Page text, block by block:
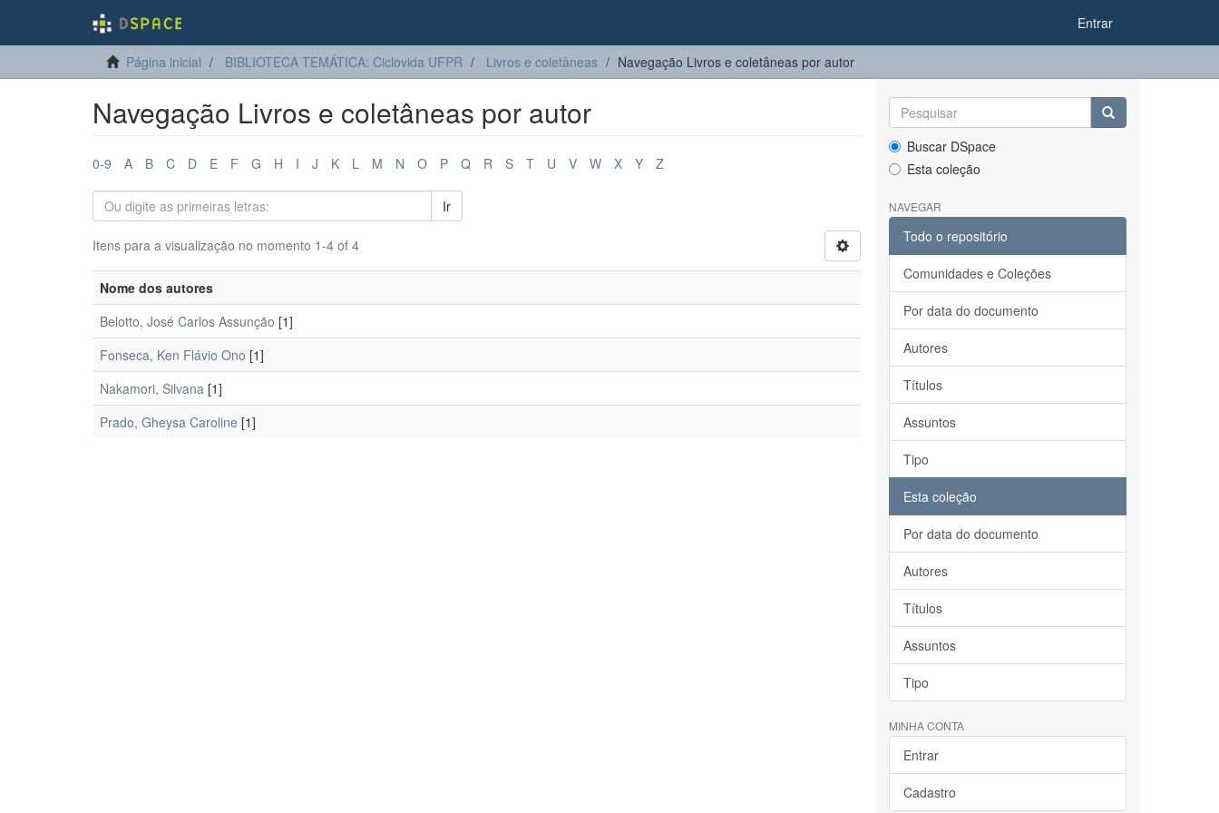
Entrar
Página inicial BIBLIOTECA TEMÁTICA: Ciclovida UFPR Livros e coletâneas Navegação Livros e coletâneas por autor
Navegação Livros e coletâneas por autor
0-9 A B C D E F G H I J K L M N O P Q R S T U V W X Y Z
Ir
Itens para a visualização no momento 1-4 of 4
Nome dos autores
Belotto, José Carlos Assunção [1]
Fonseca, Ken Flávio Ono [1]
Nakamori, Silvana [1]
Prado, Gheysa Caroline [1]
Buscar DSpace
Esta coleção
NAVEGAR
Todo o repositório
Comunidades e Coleções
Por data do documento
Autores
Títulos
Assuntos
Tipo
Esta coleção
Por data do documento
Autores
Títulos
Assuntos
Tipo
MINHA CONTA
Entrar
Cadastro